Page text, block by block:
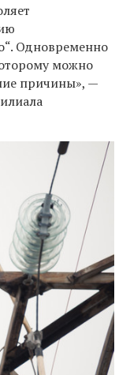
Одновременно
можно
причины», —